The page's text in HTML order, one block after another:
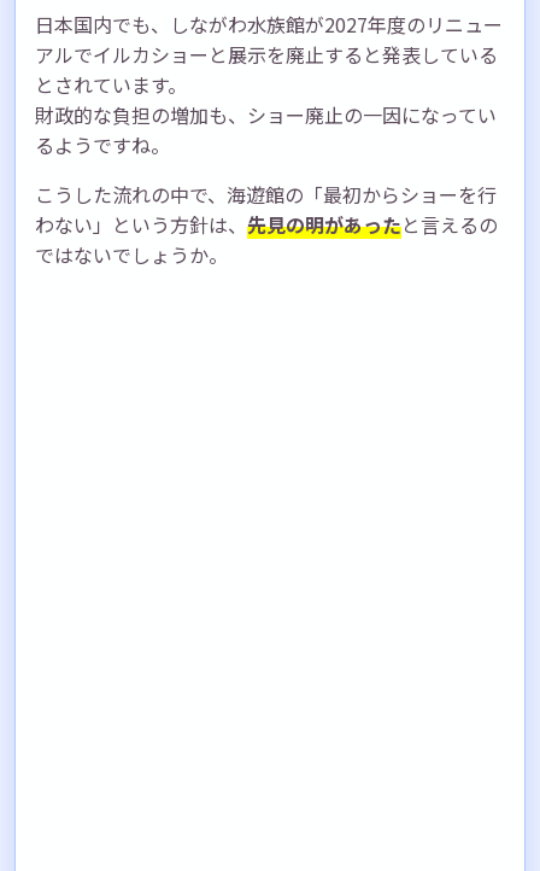
日本国内でも、しながわ水族館が2027年度のリニュー
アルでイルカショーと展示を廃止すると発表している
とされています。
財政的な負担の増加も、ショー廃止の一因になってい
るようですね。
こうした流れの中で、海遊館の「最初からショーを行
わない」という方針は、 先見の明があったと言えるの
ではないでしょうか。